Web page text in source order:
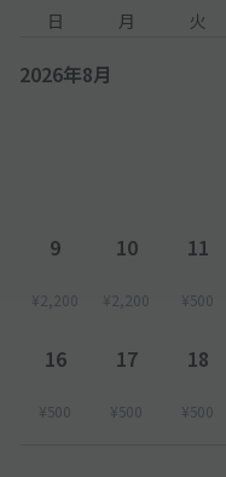
日 月 火
2026年8月
9
¥2,200
10
¥2,200
11
¥500
16
¥500
17
¥500
18
¥500